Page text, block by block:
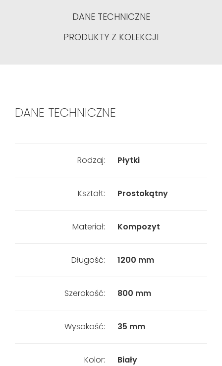
DANE TECHNICZNE
PRODUKTY Z KOLEKCJI
DANE TECHNICZNE
Rodzaj: Płytki
Kształt: Prostokątny
Materiał: Kompozyt
Długość: 1200 mm
Szerokość: 800 mm
Wysokość: 35 mm
Kolor: Biały